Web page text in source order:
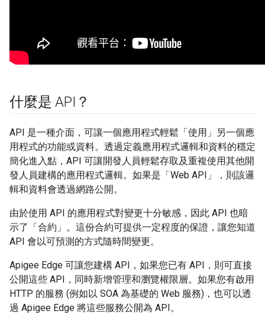
什麼是 API？
API 是一種介面，可讓一個應用程式輕鬆「使用」另一個應
用程式的功能或資料。透過定義應用程式邏輯和資料的穩定
簡化進入點，API 可讓開發人員輕鬆存取及重複使用其他開
發人員建構的應用程式邏輯。如果是「Web API」，則該邏
輯和資料會透過網路公開。
由於使用 API 的應用程式對變更十分敏感，因此 API 也暗
示了「合約」。這份合約可提供一定程度的保證，讓您知道
API 會以可預測的方式隨時間變更。
Apigee Edge 可讓您建構 API，如果您已有 API，則可直接
公開這些 API，同時新增管理和瀏覽權限層。如果您有啟用
HTTP 的服務 (例如以 SOA 為基礎的 Web 服務)，也可以透
過 Apigee Edge 將這些服務公開為 API。